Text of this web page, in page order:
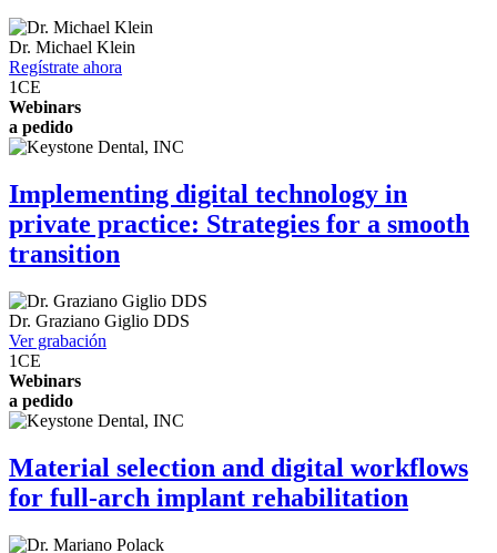
Dr. Michael Klein
Regístrate ahora
1CE
Webinars
a pedido
Implementing digital technology in
private practice: Strategies for a smooth
transition
Dr. Graziano Giglio DDS
Ver grabación
1CE
Webinars
a pedido
Material selection and digital workflows
for full-arch implant rehabilitation